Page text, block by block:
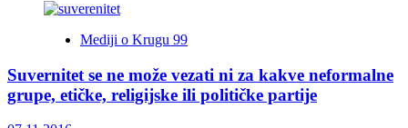
about
Tomašević
duhovnik
sa
racionalnim
Mediji o Krugu 99
Suvernitet se ne može vezati ni za kakve neformalne
grupe, etičke, religijske ili političke partije